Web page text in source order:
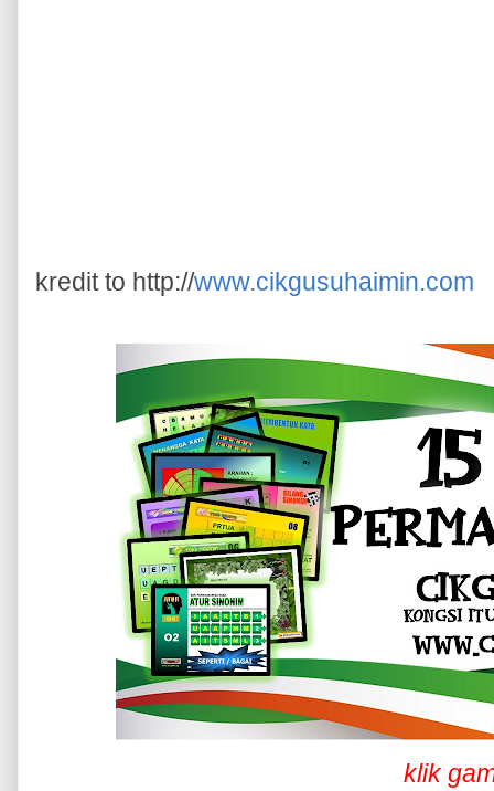
kredit to http://www.cikgusuhaimin.com
klik